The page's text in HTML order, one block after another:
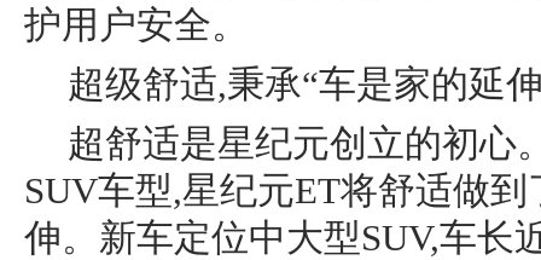
护用户安全。
超级舒适,秉承“车是家的延
超舒适是星纪元创立的初心
SUV车型,星纪元ET将舒适做
伸。新车定位中大型SUV,车长